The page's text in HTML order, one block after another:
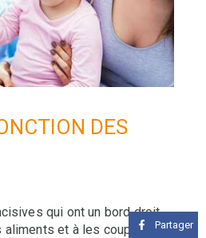
DES
qui ont un bord droit
aliments et à les couper. LesPartager